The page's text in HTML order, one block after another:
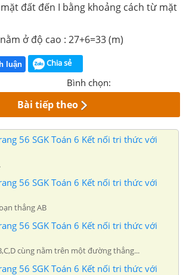
đất đến I bằng khoảng cách từ mặt
ở độ cao : 27+6=33 (m)
luận Chia sẻ
Bình chọn:
Bài tiếp theo
56 SGK Toán 6 Kết nối tri thức với
56 SGK Toán 6 Kết nối tri thức với
thẳng AB
56 SGK Toán 6 Kết nối tri thức với
cùng nằm trên một đường thẳng...
56 SGK Toán 6 Kết nối tri thức với